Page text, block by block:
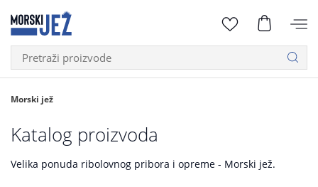
Morski jež
Katalog proizvoda
Velika ponuda ribolovnog pribora i opreme - Morski jež.